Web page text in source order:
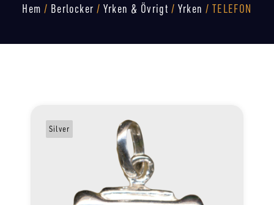
Hem / Berlocker / Yrken & Övrigt / Yrken / TELEFON
Silver